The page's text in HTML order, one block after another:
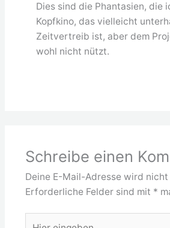
Dies sind die Phantasien, die
Kopfkino, das vielleicht
Zeitvertreib ist, aber dem
wohl nicht nützt.
Schreibe einen
Deine E-Mail-Adresse wird
Erforderliche Felder sind mit *